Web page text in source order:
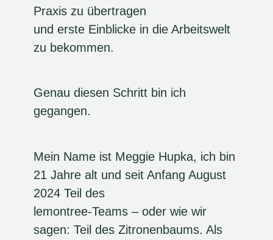
Praxis zu übertragen
und erste Einblicke in die Arbeitswelt
zu bekommen.
Genau diesen Schritt bin ich
gegangen.
Mein Name ist Meggie Hupka, ich bin
21 Jahre alt und seit Anfang August
2024 Teil des
lemontree-Teams – oder wie wir
sagen: Teil des Zitronenbaums. Als